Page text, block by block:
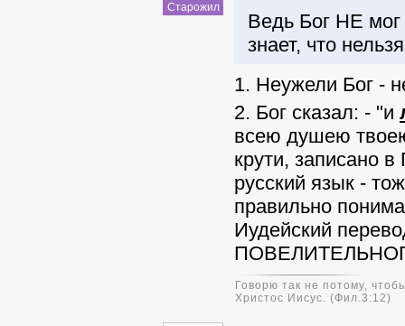
Старожил
Ведь Бог НЕ
знает, что
1. Неужели Бог -
2. Бог сказал: - "и
всею душею
крути, записано
русский язык -
правильно
Иудейский
Говорю так не потому,
Христос Иисус. (Фил.3:12)